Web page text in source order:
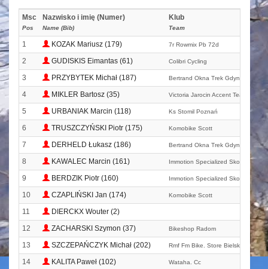
Msc
Pos
Nazwisko i imię (Numer)
Name (Bib)
Klub
Team
1 KOZAK Mariusz (179) 7r Rowmix Pb 72d
2 GUDISKIS Eimantas (61) Colibri Cycling
3 PRZYBYTEK Michał (187) Bertrand Okna Trek Gdynia
4 MIKLER Bartosz (35) Victoria Jarocin Accent Team
5 URBANIAK Marcin (118) Ks Stomil Poznań
6 TRUSZCZYŃSKI Piotr (175) Komobike Scott
7 DERHELD Łukasz (186) Bertrand Okna Trek Gdynia
8 KAWALEC Marcin (161) Immotion Specialized Skoda Gall-
9 BERDZIK Piotr (160) Immotion Specialized Skoda Gall-
10 CZAPLIŃSKI Jan (174) Komobike Scott
11
DIERCKX Wouter (2)
12
ZACHARSKI Szymon (37) Bikeshop Radom
13 SZCZEPAŃCZYK Michał (202) Rmf Fm Bike. Store Bielsko Mtb
14 KALITA Paweł (102) Wataha. Cc